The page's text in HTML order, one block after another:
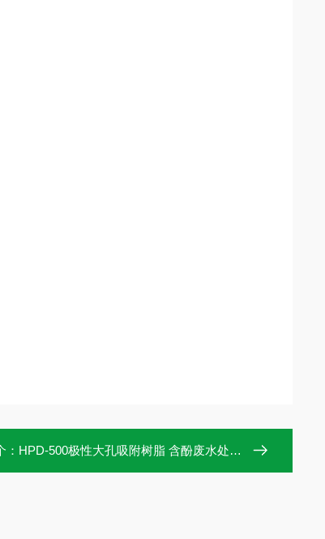
： HPD-500极性大孔吸附树脂 含酚废水处理用